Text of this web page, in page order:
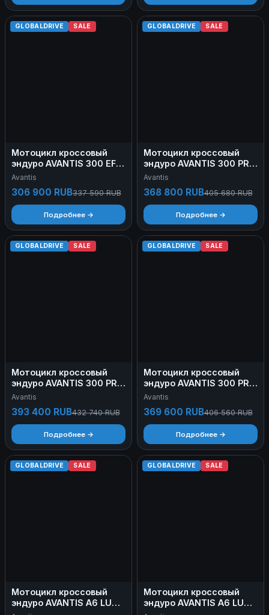
GLOBALDRIVE SALE
Мотоцикл кроссовый
эндуро AVANTIS 300 EFI
EXCLUSIVE
Б/У
Avantis
306 900 RUB337 590 RUB
Подробнее →
GLOBALDRIVE SALE
Мотоцикл кроссовый
эндуро AVANTIS 300 PRO
CARB FCR EXCLUSIVE
У
Avantis
368 800 RUB405 680 RUB
Подробнее →
GLOBALDRIVE SALE
Мотоцикл кроссовый
эндуро AVANTIS 300 PRO
CARB PREMIUM ARS
HS) с ПТС Б/У
Avantis
393 400 RUB432 740 RUB
Подробнее →
GLOBALDRIVE SALE
Мотоцикл кроссовый
эндуро AVANTIS 300 PRO
EFI EXCLUSIVE (NC300-
Avantis
369 600 RUB406 560 RUB
Подробнее →
GLOBALDRIVE SALE
Мотоцикл кроссовый
эндуро AVANTIS A6 LUX
GLOBALDRIVE SALE
Мотоцикл кроссовый
эндуро AVANTIS A6 LUX